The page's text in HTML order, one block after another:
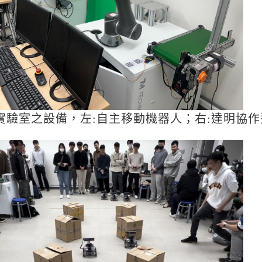
驗室之設備，左:自主移動機器人；右:達明協